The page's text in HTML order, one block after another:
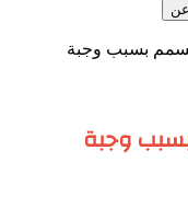
تسمم بسبب وجبة
بسبب وجبة